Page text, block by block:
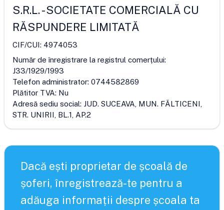
S.R.L.-SOCIETATE COMERCIALĂ CU
RĂSPUNDERE LIMITATĂ
CIF/CUI: 4974053
Număr de înregistrare la registrul comerțului:
J33/1929/1993
Telefon administrator: 0744582869
Plătitor TVA: Nu
Adresă sediu social: JUD. SUCEAVA, MUN. FĂLTICENI,
STR. UNIRII, BL.1, AP.2
Dacă ești proprietar de școală de
șoferi, înregistrează-te pentru a
adăuga informații despre școala ta